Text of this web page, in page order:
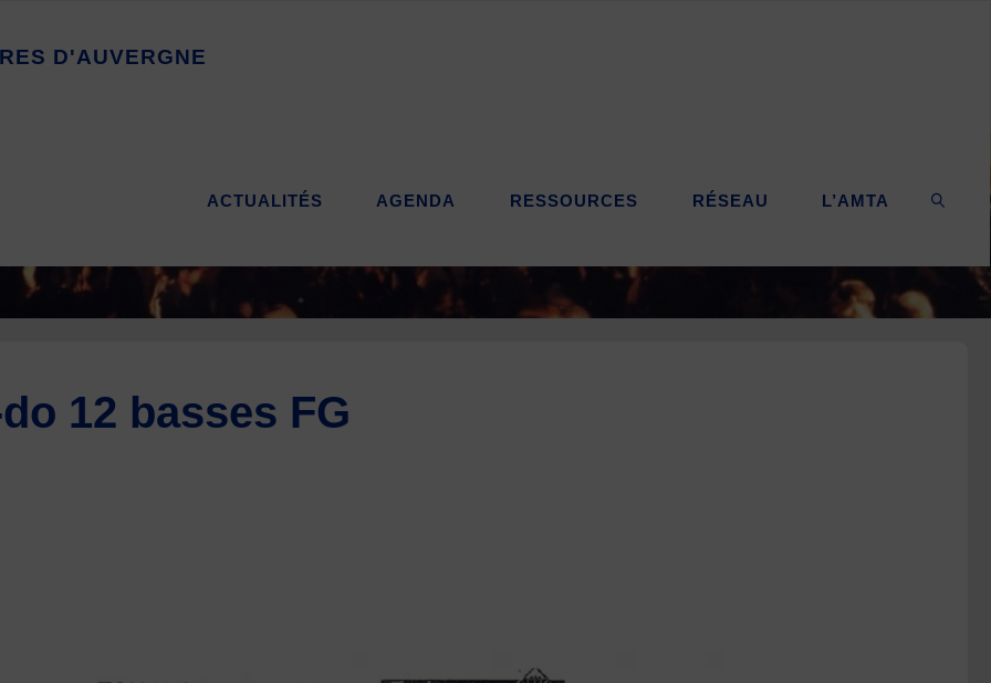
ES D'AUVERGNE
ACTUALITÉS AGENDA RESSOURCES RÉSEAU L’AMTA
12 basses FG